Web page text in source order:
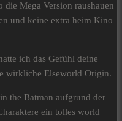
Mega Version raushauen
und keine extra heim Kino
ich das Gefühl deine
wirkliche Elseworld Origin.
the Batman aufgrund der
ein tolles world